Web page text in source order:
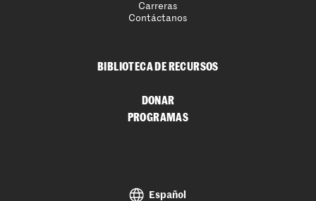
Carreras
Contáctanos
BIBLIOTECA DE RECURSOS
DONAR
PROGRAMAS
Español